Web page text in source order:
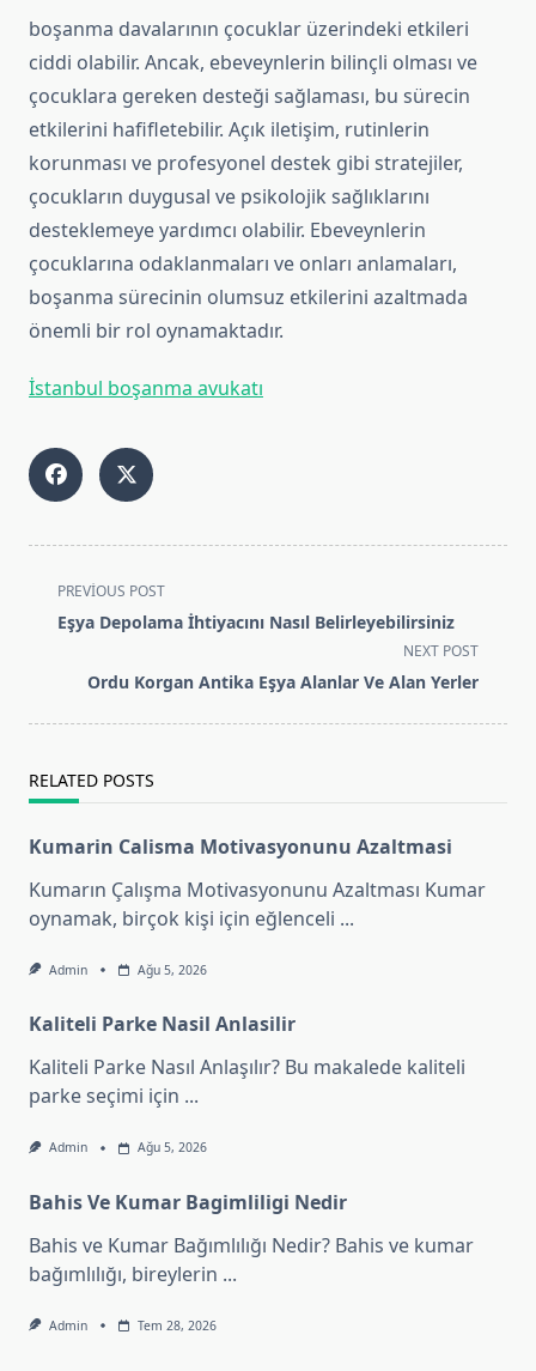
boşanma davalarının çocuklar üzerindeki etkileri
ciddi olabilir. Ancak, ebeveynlerin bilinçli olması ve
çocuklara gereken desteği sağlaması, bu sürecin
etkilerini hafifletebilir. Açık iletişim, rutinlerin
korunması ve profesyonel destek gibi stratejiler,
çocukların duygusal ve psikolojik sağlıklarını
desteklemeye yardımcı olabilir. Ebeveynlerin
çocuklarına odaklanmaları ve onları anlamaları,
boşanma sürecinin olumsuz etkilerini azaltmada
önemli bir rol oynamaktadır.
İstanbul boşanma avukatı
<span
class="nav-
screen-
text">Page</span>
PREVIOUS POST
Eşya Depolama İhtiyacını Nasıl Belirleyebilirsiniz
NEXT POST
Ordu Korgan Antika Eşya Alanlar Ve Alan Yerler
RELATED POSTS
Kumarin Calisma Motivasyonunu Azaltmasi
Kumarın Çalışma Motivasyonunu Azaltması Kumar
oynamak, birçok kişi için eğlenceli ...
Admin Ağu 5, 2026
Kaliteli Parke Nasil Anlasilir
Kaliteli Parke Nasıl Anlaşılır? Bu makalede kaliteli
parke seçimi için ...
Admin Ağu 5, 2026
Bahis Ve Kumar Bagimliligi Nedir
Bahis ve Kumar Bağımlılığı Nedir? Bahis ve kumar
bağımlılığı, bireylerin ...
Admin Tem 28, 2026